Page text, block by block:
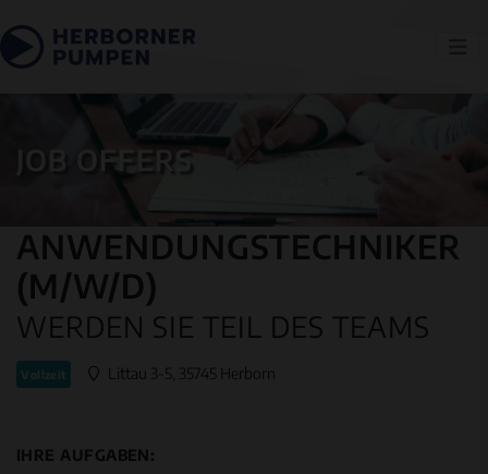
JOB OFFERS
ANWENDUNGSTECHNIKER
(M/W/D)
WERDEN SIE TEIL DES TEAMS
Vollzeit Littau 3-5, 35745 Herborn
IHRE AUFGABEN: